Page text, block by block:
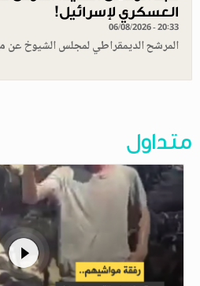
العسكري لإسرائيل!
06/08/2026 - 20:33
المرشح الديمقراطي لمجلس الشيوخ عن
متداول